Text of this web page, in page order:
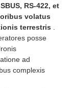
RS-422, et
volatus
terrestris .
posse
ad
complexis